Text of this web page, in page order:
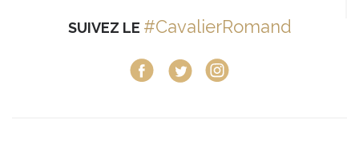
SUIVEZ LE #CavalierRomand